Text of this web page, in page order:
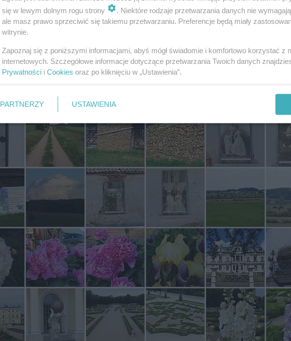
się w lewym dolnym rogu strony
. Niektóre rodzaje przetwarzania danych nie
ale masz prawo sprzeciwić się takiemu przetwarzaniu. Preferencje będą miały
witrynie.
Zapoznaj się z poniższymi informacjami, abyś mógł świadomie i komfortowo korzystać z
internetowych. Szczegółowe informacje dotyczące przetwarzania Twoich danych
Prywatności i Cookies oraz po kliknięciu w „Ustawienia”.
PARTNERZY USTAWIENIA